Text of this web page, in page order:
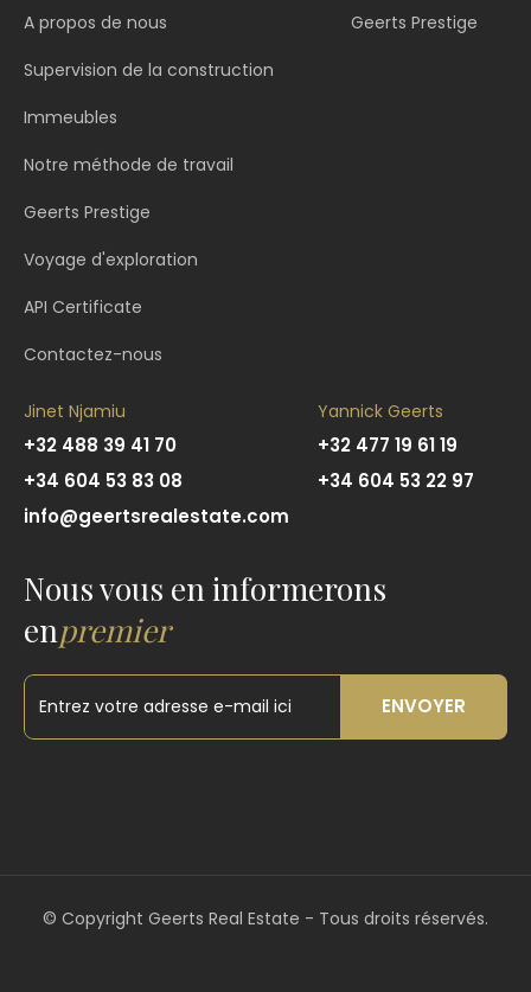
A propos de nous
Supervision de la construction
Immeubles
Notre méthode de travail
Geerts Prestige
Voyage d'exploration
API Certificate
Contactez-nous
Geerts Prestige
Jinet Njamiu
+32 488 39 41 70
+34 604 53 83 08
info@geertsrealestate.com
Yannick Geerts
+32 477 19 61 19
+34 604 53 22 97
Nous vous en informerons
enpremier
ENVOYER
© Copyright Geerts Real Estate - Tous droits réservés.